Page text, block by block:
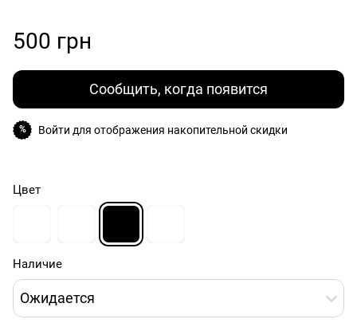
500 грн
Сообщить, когда появится
% Войти для отображения накопительной скидки
Цвет
Наличие
Ожидается